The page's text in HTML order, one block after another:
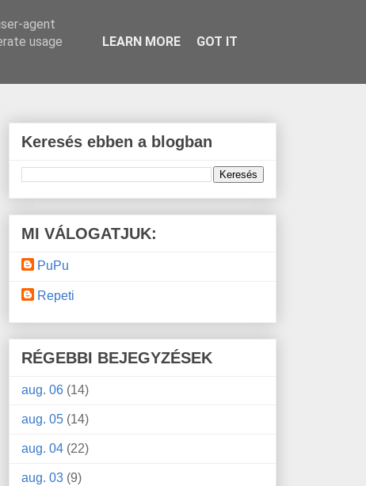
Keresés ebben a blogban
MI VÁLOGATJUK:
PuPu
Repeti
RÉGEBBI BEJEGYZÉSEK
aug. 06 (14)
aug. 05 (14)
aug. 04 (22)
aug. 03 (9)
agent
usage
LEARN MORE GOT IT